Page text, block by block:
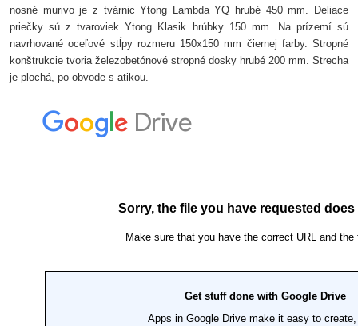
nosné murivo je z tvárnic Ytong Lambda YQ hrubé 450 mm. Deliace
priečky sú z tvaroviek Ytong Klasik hrúbky 150 mm. Na prízemí sú
navrhované oceľové stĺpy rozmeru 150x150 mm čiernej farby. Stropné
konštrukcie tvoria železobetónové stropné dosky hrubé 200 mm. Strecha
je plochá, po obvode s atikou.